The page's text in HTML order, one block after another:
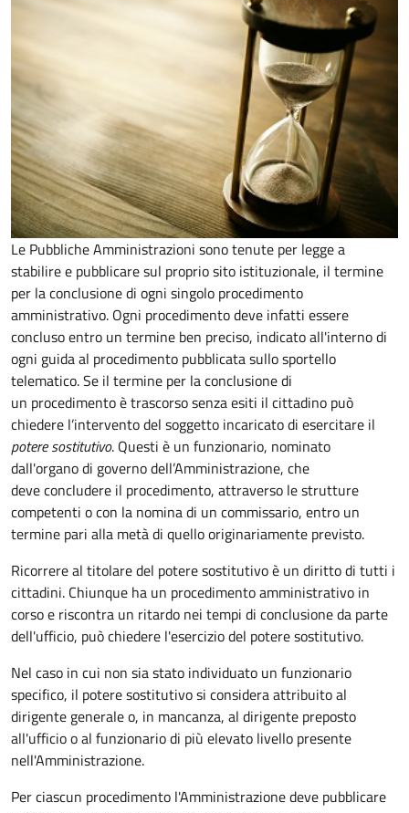
Le Pubbliche Amministrazioni sono tenute per legge a
stabilire e pubblicare sul proprio sito istituzionale, il termine
per la conclusione di ogni singolo procedimento
amministrativo. Ogni procedimento deve infatti essere
concluso entro un termine ben preciso, indicato all'interno di
ogni guida al procedimento pubblicata sullo sportello
telematico. Se il termine per la conclusione di
un procedimento è trascorso senza esiti il cittadino può
chiedere l’intervento del soggetto incaricato di esercitare il
potere sostitutivo. Questi è un funzionario, nominato
dall'organo di governo dell’Amministrazione, che
deve concludere il procedimento, attraverso le strutture
competenti o con la nomina di un commissario, entro un
termine pari alla metà di quello originariamente previsto.
Ricorrere al titolare del potere sostitutivo è un diritto di tutti i
cittadini. Chiunque ha un procedimento amministrativo in
corso e riscontra un ritardo nei tempi di conclusione da parte
dell'ufficio, può chiedere l'esercizio del potere sostitutivo.
Nel caso in cui non sia stato individuato un funzionario
specifico, il potere sostitutivo si considera attribuito al
dirigente generale o, in mancanza, al dirigente preposto
all'ufficio o al funzionario di più elevato livello presente
nell'Amministrazione.
Per ciascun procedimento l'Amministrazione deve pubblicare